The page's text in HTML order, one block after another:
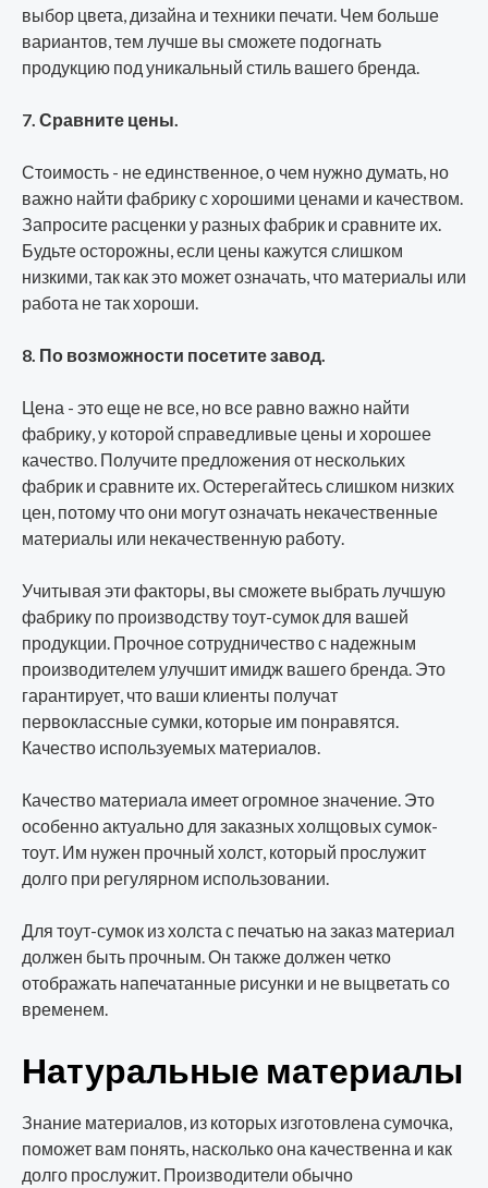
выбор цвета, дизайна и техники печати. Чем больше
вариантов, тем лучше вы сможете подогнать
продукцию под уникальный стиль вашего бренда.
7. Сравните цены.
Стоимость - не единственное, о чем нужно думать, но
важно найти фабрику с хорошими ценами и качеством.
Запросите расценки у разных фабрик и сравните их.
Будьте осторожны, если цены кажутся слишком
низкими, так как это может означать, что материалы или
работа не так хороши.
8. По возможности посетите завод.
Цена - это еще не все, но все равно важно найти
фабрику, у которой справедливые цены и хорошее
качество. Получите предложения от нескольких
фабрик и сравните их. Остерегайтесь слишком низких
цен, потому что они могут означать некачественные
материалы или некачественную работу.
Учитывая эти факторы, вы сможете выбрать лучшую
фабрику по производству тоут-сумок для вашей
продукции. Прочное сотрудничество с надежным
производителем улучшит имидж вашего бренда. Это
гарантирует, что ваши клиенты получат
первоклассные сумки, которые им понравятся.
Качество используемых материалов.
Качество материала имеет огромное значение. Это
особенно актуально для заказных холщовых сумок-
тоут. Им нужен прочный холст, который прослужит
долго при регулярном использовании.
Для тоут-сумок из холста с печатью на заказ материал
должен быть прочным. Он также должен четко
отображать напечатанные рисунки и не выцветать со
временем.
Натуральные материалы
Знание материалов, из которых изготовлена сумочка,
поможет вам понять, насколько она качественна и как
долго прослужит. Производители обычно